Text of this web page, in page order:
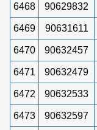
6468 90629832
6469 90631611
6470 90632457
6471 90632479
6472 90632533
6473 90632597